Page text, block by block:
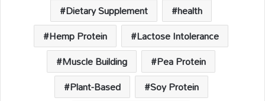
k k
Dietary Supplement
health
Hemp Protein
Lactose Intolerance
Muscle Building
Pea Protein
Plant-Based
Soy Protein